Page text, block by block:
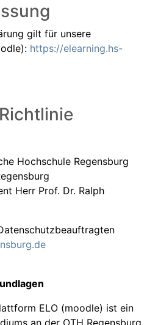
gilt für unsere
https://elearning.hs-
Hochschule Regensburg
Herr Prof. Dr. Ralph
ELO (moodle) ist ein
an der OTH Regensburg.